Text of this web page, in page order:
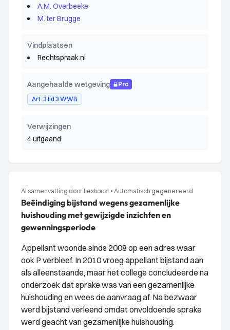
A.M. Overbeeke
M. ter Brugge
Vindplaatsen
Rechtspraak.nl
Aangehaalde wetgeving
Pro
Art. 3 lid 3 WWB
Verwijzingen
4 uitgaand
AI samenvatting door Lexboost • Automatisch gegenereerd
Beëindiging bijstand wegens gezamenlijke
huishouding met gewijzigde inzichten en
gewenningsperiode
Appellant woonde sinds 2008 op een adres waar
ook P verbleef. In 2010 vroeg appellant bijstand aan
als alleenstaande, maar het college concludeerde na
onderzoek dat sprake was van een gezamenlijke
huishouding en wees de aanvraag af. Na bezwaar
werd bijstand verleend omdat onvoldoende sprake
werd geacht van gezamenlijke huishouding.